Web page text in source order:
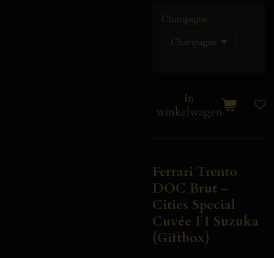
Champagne
In
winkelwagen
Ferrari Trento
DOC Brut –
Cities Special
Cuvée F1 Suzuka
(Giftbox)